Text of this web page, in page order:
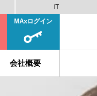
IT
MAxログイン
会社概要